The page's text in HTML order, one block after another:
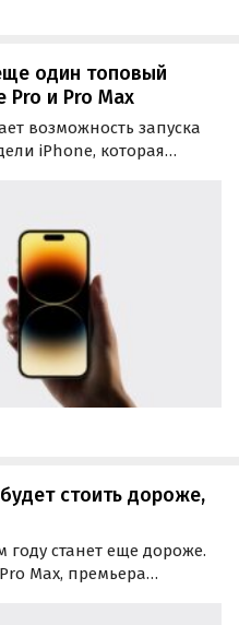
один топовый
Pro и Pro Max
возможность запуска
iPhone, которая
Bloomberg Марк Гурман.
стоить дороже,
станет еще дороже.
Max, премьера